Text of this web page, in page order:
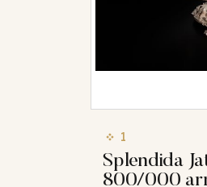
1
Splendida
800/000